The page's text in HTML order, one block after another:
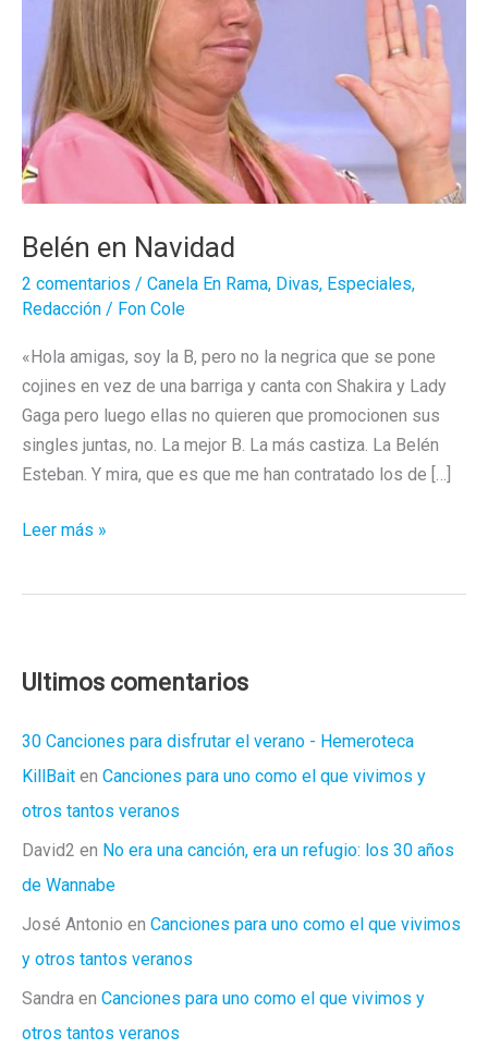
Belén en Navidad
2 comentarios / Canela En Rama, Divas, Especiales,
Redacción / Fon Cole
«Hola amigas, soy la B, pero no la negrica que se pone
cojines en vez de una barriga y canta con Shakira y Lady
Gaga pero luego ellas no quieren que promocionen sus
singles juntas, no. La mejor B. La más castiza. La Belén
Esteban. Y mira, que es que me han contratado los de […]
Belén
Leer más »
Ultimos comentarios
30 Canciones para disfrutar el verano - Hemeroteca
KillBait en Canciones para uno como el que vivimos y
otros tantos veranos
David2 en No era una canción, era un refugio: los 30 años
de Wannabe
José Antonio en Canciones para uno como el que vivimos
y otros tantos veranos
Sandra en Canciones para uno como el que vivimos y
otros tantos veranos